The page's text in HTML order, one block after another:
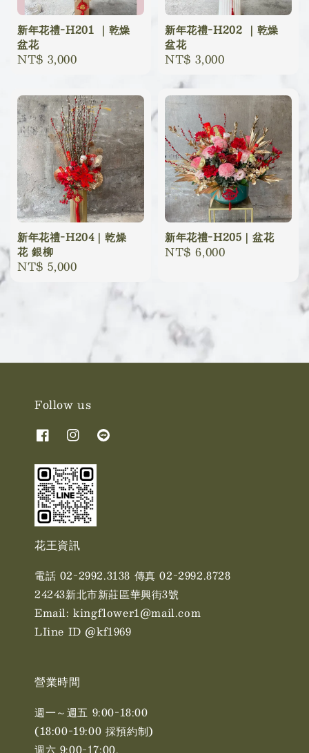
新年花禮-H201 ｜乾燥
盆花
Regular
NT$ 3,000
新年花禮-H202 ｜乾燥
盆花
Regular
NT$ 3,000
新年花禮-H204｜乾燥
花 銀柳
Regular
NT$ 5,000
新年花禮-H205｜盆花
Regular
NT$ 6,000
Follow us
花王資訊
電話 02-2992.3138 傳真 02-2992.8728
24243新北市新莊區華興街3號
Email: kingflower1@mail.com
LIine ID @kf1969
營業時間
週一～週五 9:00-18:00
(18:00-19:00 採預約制)
週六 9:00-17:00. ​​